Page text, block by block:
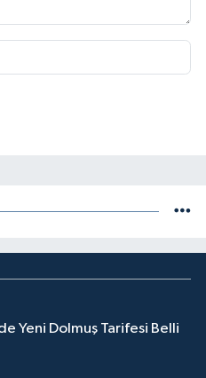
Yeni Dolmuş Tarifesi Belli